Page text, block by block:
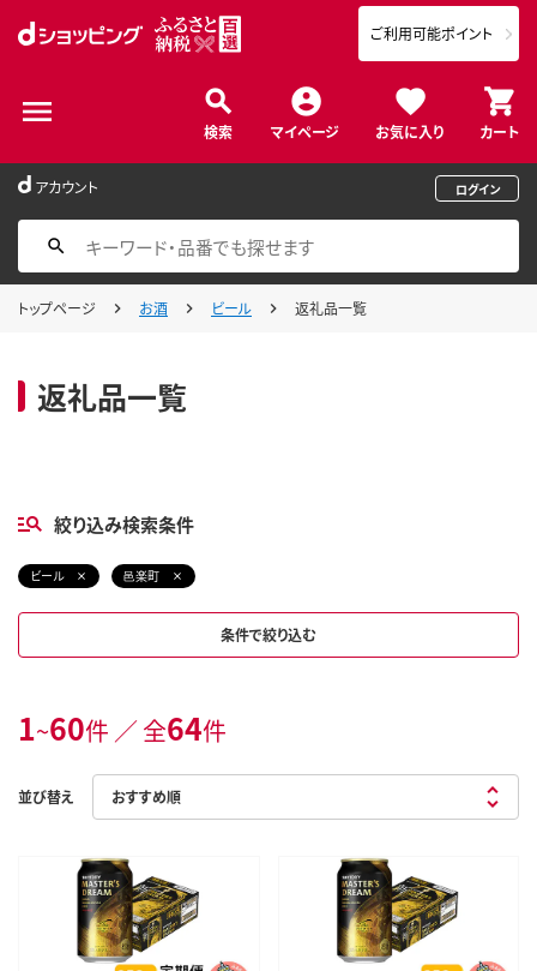
検索 マイページ お気に入り カート
ご利用可能ポイント
アカウント ログイン
トップページ お酒 ビール 返礼品一覧
返礼品一覧
絞り込み検索条件
ビール 邑楽町
条件で絞り込む
1~60件 ／ 全64件
並び替え